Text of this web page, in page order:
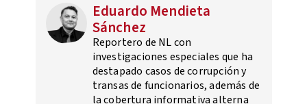
Eduardo Mendieta
Sánchez
Reportero de NL con
investigaciones especiales que ha
destapado casos de corrupción y
transas de funcionarios, además de
la cobertura informativa alterna